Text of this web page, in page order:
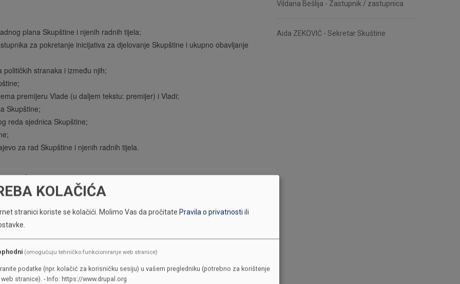
plana Skupštine i njenih radnih tijela;
za pokretanje inicijativa za djelovanje Skupštine i ukupno obavljanje
stranaka i između njih;
premijeru Vlade (u daljem tekstu: premijer) i Vladi;
Skupštine;
reda sjednica Skupštine;
za rad Skupštine i njenih radnih tijela.
Član 18.
između dva zasjedanja Skupštine.
u slučaju njegove spriječenosti, jedan od njegovih zamjenika, prema
Skupštine, prisustvuje predsjednik Vlade ili ovlašteni predstavnik
Vildana Bešlija - Zastupnik / zastupnica
Aida ZEKOVIĆ - Sekretar Skuštine
KOLAČIĆA
stranici koriste se kolačići. Molimo Vas da pročitate Pravila o privatnosti ili
(omogućuju tehničko funkcioniranje web stranice)
podatke (npr. kolačić za korisničku sesiju) u vašem pregledniku (potrebno za korištenje
web stranice). - Info: https://www.drupal.org